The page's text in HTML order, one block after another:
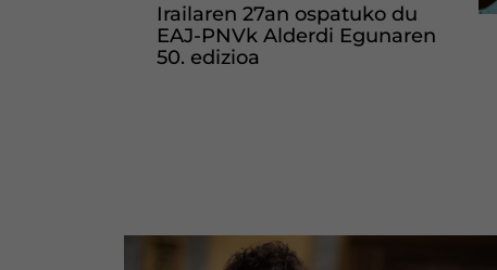
Irailaren 27an ospatuko du
EAJ-PNVk Alderdi Egunaren
50. edizioa